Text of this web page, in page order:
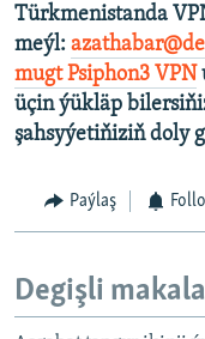
Türkmenistanda
meýl:
mugt Psiphon3 VPN
üçin ýükläp
şahsyýetiňiziň doly
Paýlaş
Degişli